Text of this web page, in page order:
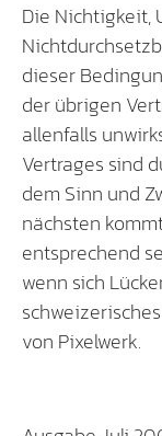
Die Nichtigkeit,
dieser
der übrigen
allenfalls
Vertrages sind
dem Sinn und
nächsten
entsprechend
wenn sich
von Pixelwerk.